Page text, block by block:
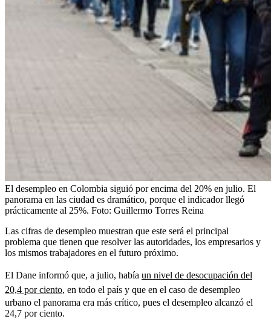
El desempleo en Colombia siguió por encima del 20% en julio. El
panorama en las ciudad es dramático, porque el indicador llegó
prácticamente al 25%. Foto: Guillermo Torres Reina
Las cifras de desempleo muestran que este será el principal
problema que tienen que resolver las autoridades, los empresarios y
los mismos trabajadores en el futuro próximo.
El Dane informó que, a julio, había un nivel de desocupación del
20,4 por ciento, en todo el país y que en el caso de desempleo
urbano el panorama era más crítico, pues el desempleo alcanzó el
24,7 por ciento.